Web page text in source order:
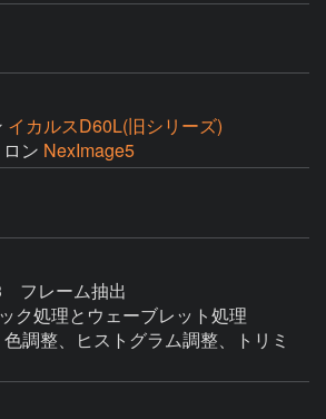
イカルスD60L(旧シリーズ)
ン NexImage5
フレーム抽出
ク処理とウェーブレット処理
調整、ヒストグラム調整、トリミ